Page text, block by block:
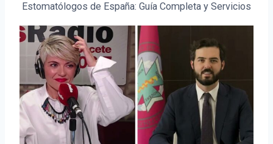
Estomatólogos de España: Guía Completa y Servicios